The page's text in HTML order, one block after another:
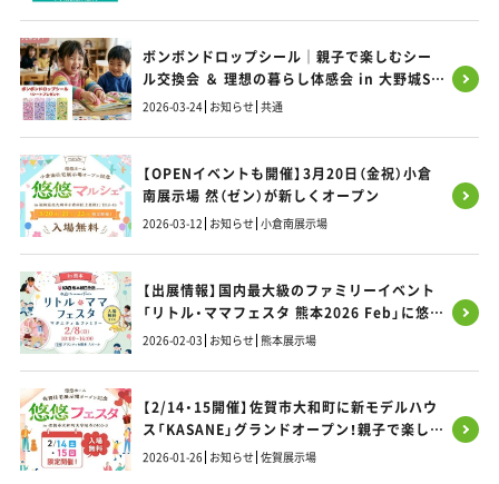
ボンボンドロップシール｜親子で楽しむシー
ル交換会 ＆ 理想の暮らし体感会 in 大野城SI
モデルハウス
2026-03-24 お知らせ 共通
【OPENイベントも開催】3月20日（金祝）小倉
南展示場 然（ゼン）が新しくオープン
2026-03-12 お知らせ 小倉南展示場
【出展情報】国内最大級のファミリーイベント
「リトル・ママフェスタ 熊本2026 Feb」に悠悠
ホームが出展いたします！
2026-02-03 お知らせ 熊本展示場
【2/14・15開催】佐賀市大和町に新モデルハウ
ス「KASANE」グランドオープン！親子で楽しめ
る記念フェスタへ遊びに来ませんか？
2026-01-26 お知らせ 佐賀展示場